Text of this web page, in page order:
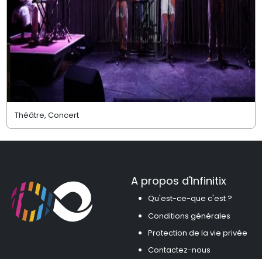
Théâtre, Concert
A propos d'Infinitix
Qu'est-ce-que c'est ?
Conditions générales
Protection de la vie privée
Contactez-nous